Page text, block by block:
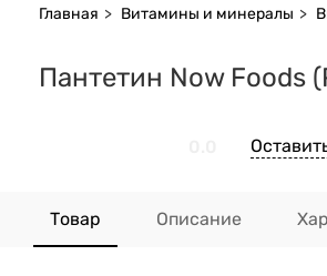
Главная Витамины и минералы
Пантетин Now Foods
Товар Описание